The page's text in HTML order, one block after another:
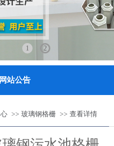
1 2
网站公告
>> 玻璃钢格栅 >> 查看详情